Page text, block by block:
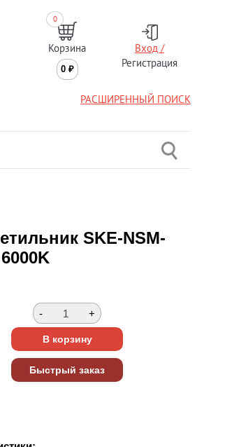
0
Корзина
0 ₽
Вход /
Регистрация
РАСШИРЕННЫЙ ПОИСК
SKE-NSM-